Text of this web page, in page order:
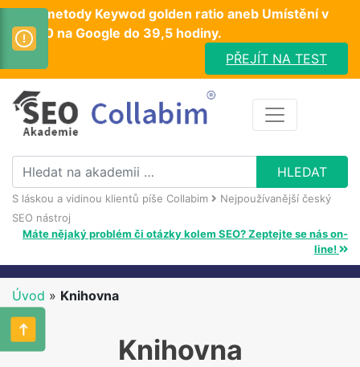
Test metody Keywod golden ratio aneb Umístění v
TOP10 na Google do 39,5 hodiny.
PŘEJÍT NA TEST
S láskou a vidinou klientů píše Collabim
Nejpoužívanější český
SEO nástroj
Máte nějaký problém či otázky kolem SEO? Zeptejte se nás on-
line!
Úvod » Knihovna
Knihovna